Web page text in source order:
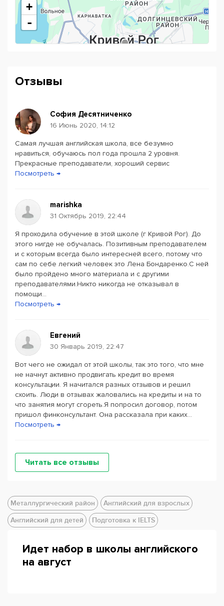
+
-
Powered by Leaflet— © Google 2026
Отзывы
София Десятниченко
16 Июнь 2020, 14:12
Самая лучшая английская школа, все безумно
нравиться, обучаюсь пол года прошла 2 уровня.
Прекрасные преподаватели, хороший сервис
Посмотреть →
marishka
31 Октябрь 2019, 22:44
Я проходила обучение в этой школе (г Кривой Рог). До
этого нигде не обучалась. Позитивным преподавателем
и с которым всегда было интересней всего, потому что
сам по себе легкий человек это Лена Бондаренко.С ней
было пройдено много материала и с другими
преподавателями.Никто никогда не отказывал в
помощи...
Посмотреть →
Евгений
30 Январь 2019, 22:47
Вот чего не ожидал от этой школы, так это того, что мне
не начнут активно продвигать кредит во время
консультации. Я начитался разных отзывов и решил
схоить. Люди в отзывах жаловались на кредиты и на то
что занятия могут сгореть.Я попросил договор, потом
пришол финконсультант. Она рассказала при каких...
Посмотреть →
Читать все отзывы
Металлургический район
Английский для взрослых
Английский для детей
Подготовка к IELTS
Идет набор в школы английского
на август